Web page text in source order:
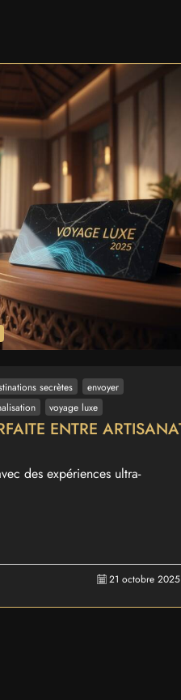
secrètes
envoyer
voyage luxe
ENTRE
des expériences ultra-
21 octobre 2025